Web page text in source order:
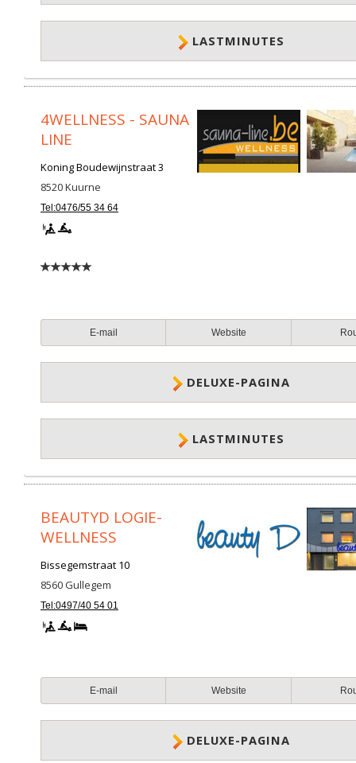
LASTMINUTES
4WELLNESS - SAUNA
LINE
Koning Boudewijnstraat 3
8520Kuurne
Tel:0476/55 34 64
E-mail Website
DELUXE-PAGINA
LASTMINUTES
BEAUTYD LOGIE-
WELLNESS
Bissegemstraat 10
8560Gullegem
Tel:0497/40 54 01
E-mail Website
DELUXE-PAGINA